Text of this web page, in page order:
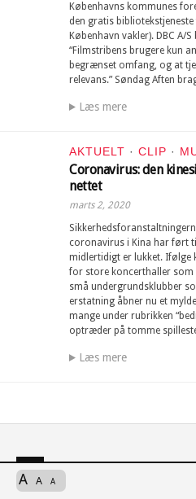
Københavns kommunes
den gratis
København vakler). DBC A/
“Filmstribens brugere kun
begrænset omfang, og at
relevans.” Søndag Aften
Læs mere
AKTUELT · CLIP ·
Coronavirus: den
nettet
marts 2, 2020
coronavirus i Kina har ført
midlertidigt er lukket. Ifølge
for store koncerthaller som
små undergrundsklubber
erstatning åbner nu et
mange under rubrikken
optræder på tomme
Læs mere
A A A